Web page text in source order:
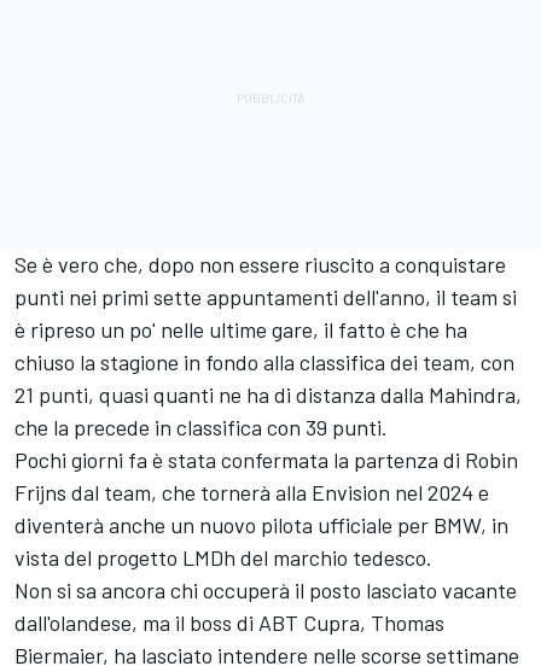
Se è vero che, dopo non essere riuscito a conquistare
punti nei primi sette appuntamenti dell'anno, il team si
è ripreso un po' nelle ultime gare, il fatto è che ha
chiuso la stagione in fondo alla classifica dei team, con
21 punti, quasi quanti ne ha di distanza dalla Mahindra,
che la precede in classifica con 39 punti.
Pochi giorni fa è stata confermata la partenza di Robin
Frijns dal team, che tornerà alla Envision nel 2024 e
diventerà anche un nuovo pilota ufficiale per BMW, in
vista del progetto LMDh del marchio tedesco.
Non si sa ancora chi occuperà il posto lasciato vacante
dall'olandese, ma il boss di ABT Cupra, Thomas
Biermaier, ha lasciato intendere nelle scorse settimane